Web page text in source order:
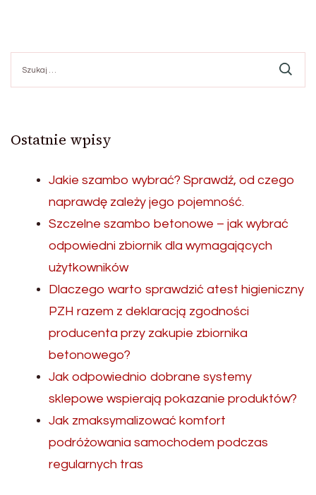
Ostatnie wpisy
Jakie szambo wybrać? Sprawdź, od czego
naprawdę zależy jego pojemność.
Szczelne szambo betonowe – jak wybrać
odpowiedni zbiornik dla wymagających
użytkowników
Dlaczego warto sprawdzić atest higieniczny
PZH razem z deklaracją zgodności
producenta przy zakupie zbiornika
betonowego?
Jak odpowiednio dobrane systemy
sklepowe wspierają pokazanie produktów?
Jak zmaksymalizować komfort
podróżowania samochodem podczas
regularnych tras